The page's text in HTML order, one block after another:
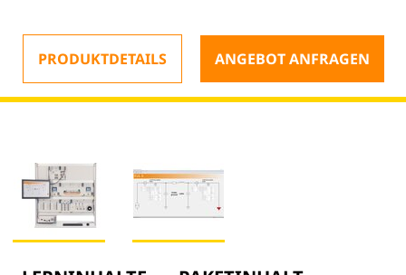
PRODUKTDETAILS ANGEBOT ANFRAGEN